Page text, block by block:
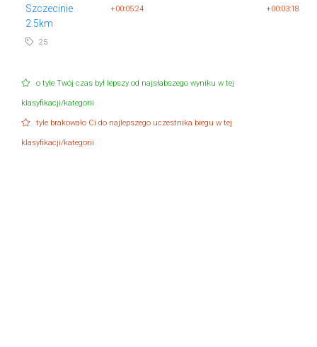
Szczecinie
2.5km
25
+00:05:24
+00:03:18
o tyle Twój czas był lepszy od najsłabszego wyniku w tej
klasyfikacji/kategorii
tyle brakowało Ci do najlepszego uczestnika biegu w tej
klasyfikacji/kategorii